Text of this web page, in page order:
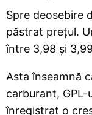
Spre deosebire
păstrat prețul.
între 3,98 și
Asta înseamnă
carburant, GPL-
înregistrat o